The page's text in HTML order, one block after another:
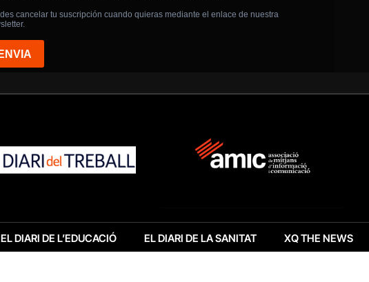
EL DIARI DE L’EDUCACIÓ EL DIARI DE LA SANITAT XQ THE NEWS